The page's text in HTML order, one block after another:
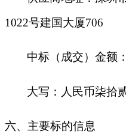
1022号建国大厦706
中标（成交）金额：
大写：人民币柒拾
六、主要标的信息